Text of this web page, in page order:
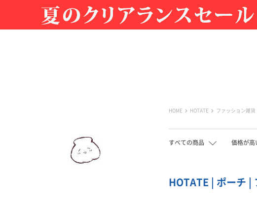
HOME HOTATE ファッション雑貨
すべての商品 価格が高
HOTATE | ポーチ |